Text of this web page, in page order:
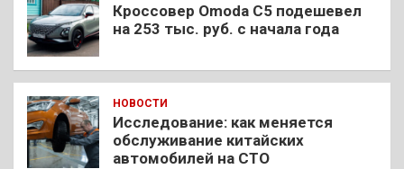
Кроссовер Omoda C5 подешевел
на 253 тыс. руб. с начала года
НОВОСТИ
Исследование: как меняется
обслуживание китайских
автомобилей на СТО